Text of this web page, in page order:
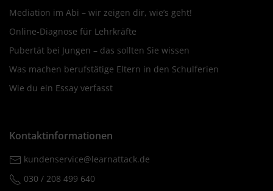
Mediation im Abi – wir zeigen dir, wie’s geht!
Online-Diagnose für Lehrkräfte
Pubertät bei Jungen – das sollten Sie wissen
Was machen berufstätige Eltern in den Schulferien
Wie du ein Essay verfasst
Kontaktinformationen
kundenservice@learnattack.de
030 / 208 499 640